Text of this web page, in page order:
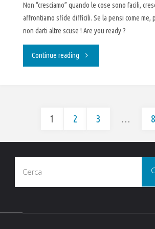
Non “cresciamo” quando le cose sono facili,
affrontiamo sfide difficili. Se la pensi come me,
non darti altre scuse ! Are you ready ?
Continue reading "Fallo
?"
Paginazione
degli
1 2 3 … 8